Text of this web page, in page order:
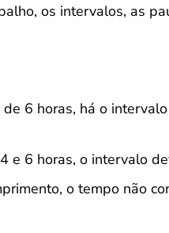
os intervalos, as
de 6 horas, há o
e 6 horas, o intervalo
o tempo não